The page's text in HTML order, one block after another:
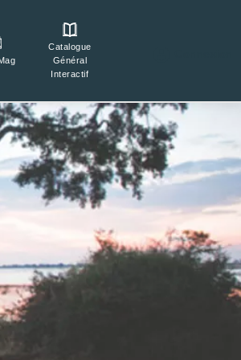
Catalogue
Général
Interactif